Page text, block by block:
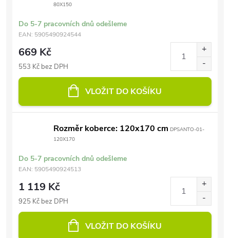
80X150
Do 5-7 pracovních dnů odešleme
EAN: 5905490924544
669 Kč
553 Kč bez DPH
VLOŽIT DO KOŠÍKU
Rozměr koberce: 120x170 cm DPSANTO-01-
120X170
Do 5-7 pracovních dnů odešleme
EAN: 5905490924513
1 119 Kč
925 Kč bez DPH
VLOŽIT DO KOŠÍKU